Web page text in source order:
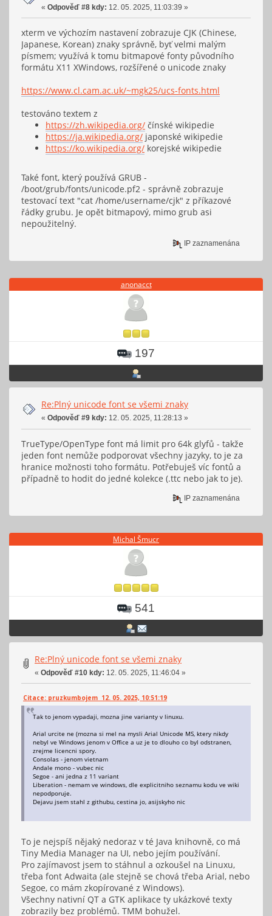
« Odpověď #8 kdy: 12. 05. 2025, 11:03:39 »
xterm ve výchozím nastavení zobrazuje CJK (Chinese,
Japanese, Korean) znaky správně, byť velmi malým
písmem; využívá k tomu bitmapové fonty původního
formátu X11 XWindows, rozšířené o unicode znaky
https://www.cl.cam.ac.uk/~mgk25/ucs-fonts.html
testováno textem z
https://zh.wikipedia.org/ čínské wikipedie
https://ja.wikipedia.org/ japonské wikipedie
https://ko.wikipedia.org/ korejské wikipedie
Také font, který používá GRUB -
/boot/grub/fonts/unicode.pf2 - správně zobrazuje
testovací text "cat /home/username/cjk" z příkazové
řádky grubu. Je opět bitmapový, mimo grub asi
nepoužitelný.
IP zaznamenána
anonacct
197
Re:Plný unicode font se všemi znaky
« Odpověď #9 kdy: 12. 05. 2025, 11:28:13 »
TrueType/OpenType font má limit pro 64k glyfů - takže
jeden font nemůže podporovat všechny jazyky, to je za
hranice možnosti toho formátu. Potřebuješ víc fontů a
případně to hodit do jedné kolekce (.ttc nebo jak to je).
IP zaznamenána
Michal Šmucr
541
Re:Plný unicode font se všemi znaky
« Odpověď #10 kdy: 12. 05. 2025, 11:46:04 »
Citace: pruzkumbojem 12. 05. 2025, 10:51:19
Tak to jenom vypadaji, mozna jine varianty v linuxu.
Arial urcite ne (mozna si mel na mysli Arial Unicode MS, ktery nikdy
nebyl ve Windows jenom v Office a uz je to dlouho co byl odstranen,
zrejme licencni spory.
Consolas - jenom vietnam
Andale mono - vubec nic
Segoe - ani jedna z 11 variant
Liberation - nemam ve windows, dle explicitniho seznamu kodu ve wiki
nepodporuje.
Dejavu jsem stahl z githubu, cestina jo, asijskyho nic
To je nejspíš nějaký nedoraz v té Java knihovně, co má
Tiny Media Manager na UI, nebo jejím používání.
Pro zajímavost jsem to stáhnul a ozkoušel na Linuxu,
třeba font Adwaita (ale stejně se chová třeba Arial, nebo
Segoe, co mám zkopírované z Windows).
Všechny nativní QT a GTK aplikace ty ukázkové texty
zobrazily bez problémů. TMM bohužel.